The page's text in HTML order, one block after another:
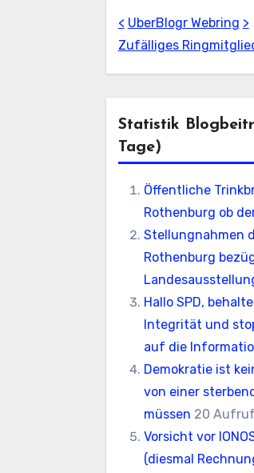
< UberBlogr Webring >
Zufälliges
Statistik
Tage)
Öffentliche
Rothenburg ob
Stellungnahmen
Rothenburg
Hallo SPD,
Integrität und
auf die
Demokratie ist
von einer
müssen 20
Vorsicht vor
(diesmal